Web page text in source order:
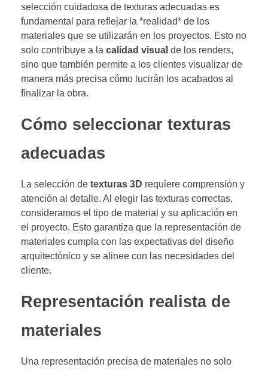
selección cuidadosa de texturas adecuadas es
fundamental para reflejar la *realidad* de los
materiales que se utilizarán en los proyectos. Esto no
solo contribuye a la calidad visual de los renders,
sino que también permite a los clientes visualizar de
manera más precisa cómo lucirán los acabados al
finalizar la obra.
Cómo seleccionar texturas
adecuadas
La selección de texturas 3D requiere comprensión y
atención al detalle. Al elegir las texturas correctas,
consideramos el tipo de material y su aplicación en
el proyecto. Esto garantiza que la representación de
materiales cumpla con las expectativas del diseño
arquitectónico y se alinee con las necesidades del
cliente.
Representación realista de
materiales
Una representación precisa de materiales no solo